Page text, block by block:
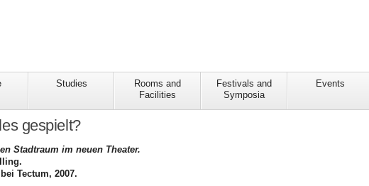
Studies
Rooms and
Facilities
Festivals and
Symposia
Events
gespielt?
Stadtraum im neuen Theater.
Tectum, 2007.